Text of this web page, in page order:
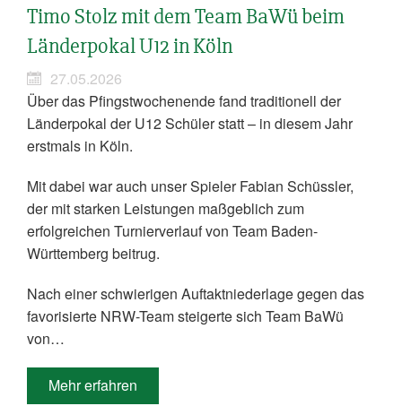
Timo Stolz mit dem Team BaWü beim
Länderpokal U12 in Köln
27.05.2026
Über das Pfingstwochenende fand traditionell der
Länderpokal der U12 Schüler statt – in diesem Jahr
erstmals in Köln.
Mit dabei war auch unser Spieler Fabian Schüssler,
der mit starken Leistungen maßgeblich zum
erfolgreichen Turnierverlauf von Team Baden-
Württemberg beitrug.
Nach einer schwierigen Auftaktniederlage gegen das
favorisierte NRW-Team steigerte sich Team BaWü
von…
Mehr erfahren